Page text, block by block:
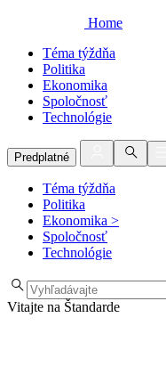
Home
Téma týždňa
Politika
Ekonomika
Spoločnosť
Technológie
Predplatné
Téma týždňa
Politika
Ekonomika >
Spoločnosť
Technológie
Vitajte na Štandarde